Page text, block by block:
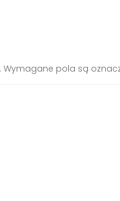
Wymagane pola są